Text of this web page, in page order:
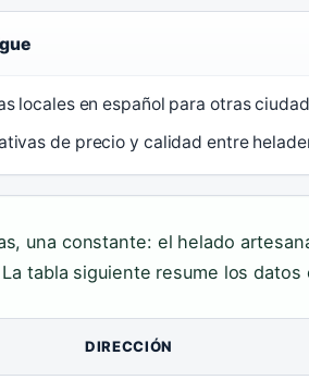
locales en español para otras
de precio y calidad entre
una constante: el helado
tabla siguiente resume los
DIRECCIÓN